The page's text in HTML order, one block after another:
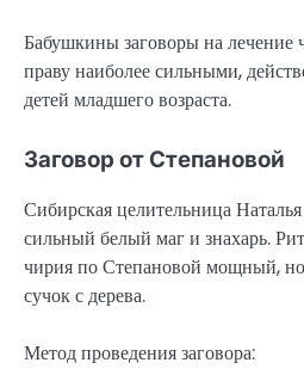
Бабушкины заговоры на лечение
праву наиболее сильными,
детей младшего возраста.
Заговор от Степановой
Сибирская целительница
сильный белый маг и знахарь.
чирия по Степановой мощный,
сучок с дерева.
Метод проведения заговора: